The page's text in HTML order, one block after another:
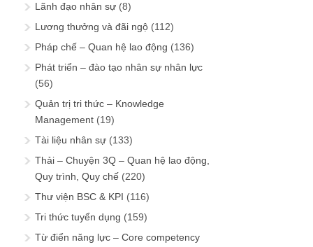
Lãnh đạo nhân sự (8)
Lương thưởng và đãi ngộ (112)
Pháp chế – Quan hệ lao động (136)
Phát triển – đào tạo nhân sự nhân lực
(56)
Quản trị tri thức – Knowledge
Management (19)
Tài liệu nhân sự (133)
Thải – Chuyện 3Q – Quan hệ lao động,
Quy trình, Quy chế (220)
Thư viện BSC & KPI (116)
Tri thức tuyển dụng (159)
Từ điển năng lực – Core competency